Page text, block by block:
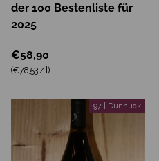
der 100 Bestenliste für
2025
€58,90
Grundpreis
(€78,53 / )
97 | Dunnuck